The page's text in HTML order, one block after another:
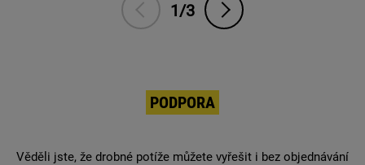
1/3
PODPORA
Věděli jste, že drobné potíže můžete vyřešit i bez objednávání